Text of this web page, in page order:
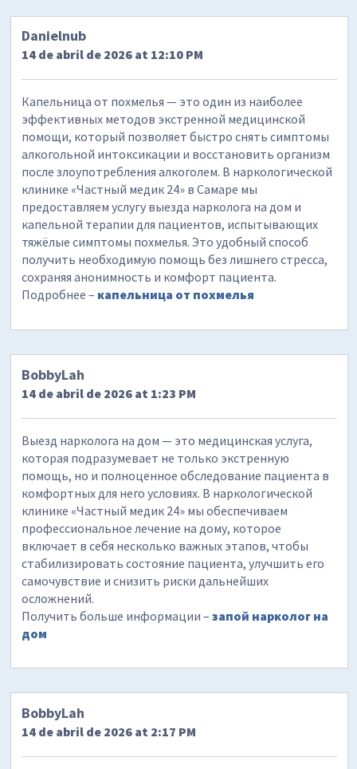
Danielnub
14 de abril de 2026 at 12:10 PM
Капельница от похмелья — это один из наиболее
эффективных методов экстренной медицинской
помощи, который позволяет быстро снять симптомы
алкогольной интоксикации и восстановить организм
после злоупотребления алкоголем. В наркологической
клинике «Частный медик 24» в Самаре мы
предоставляем услугу выезда нарколога на дом и
капельной терапии для пациентов, испытывающих
тяжёлые симптомы похмелья. Это удобный способ
получить необходимую помощь без лишнего стресса,
сохраняя анонимность и комфорт пациента.
Подробнее – капельница от похмелья
BobbyLah
14 de abril de 2026 at 1:23 PM
Выезд нарколога на дом — это медицинская услуга,
которая подразумевает не только экстренную
помощь, но и полноценное обследование пациента в
комфортных для него условиях. В наркологической
клинике «Частный медик 24» мы обеспечиваем
профессиональное лечение на дому, которое
включает в себя несколько важных этапов, чтобы
стабилизировать состояние пациента, улучшить его
самочувствие и снизить риски дальнейших
осложнений.
Получить больше информации –запой нарколог на
дом
BobbyLah
14 de abril de 2026 at 2:17 PM